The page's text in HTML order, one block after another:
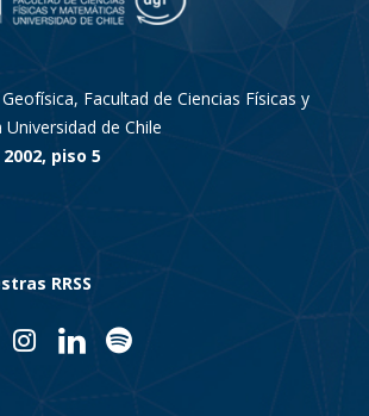
Facultad de Ciencias Físicas y
de Chile
piso 5
RRSS